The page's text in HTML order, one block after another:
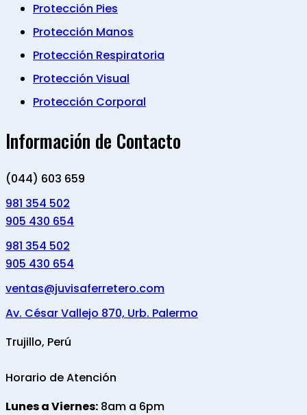
Protección Pies
Protección Manos
Protección Respiratoria
Protección Visual
Protección Corporal
Información de Contacto
(044) 603 659
981 354 502
905 430 654
981 354 502
905 430 654
ventas@juvisaferretero.com
Av. César Vallejo 870, Urb. Palermo
Trujillo, Perú
Horario de Atención
Lunes a Viernes: 8am a 6pm